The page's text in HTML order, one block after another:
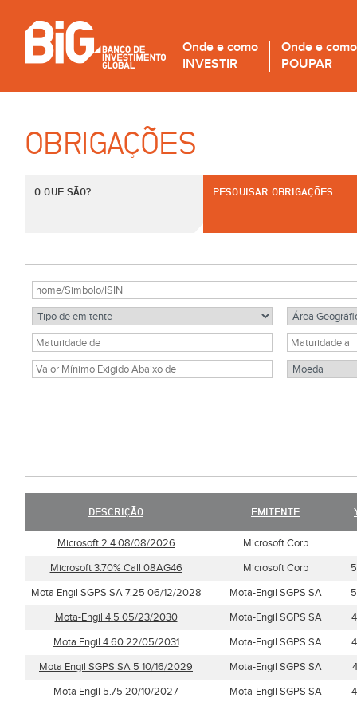
Onde e como
INVESTIR
Onde e como
POUPAR
OBRIGAÇÕES
O QUE SÃO? PESQUISAR OBRIGAÇÕES
DESCRIÇÃO EMITENTE
Microsoft 2.4 08/08/2026
Microsoft Corp
Microsoft 3.70% Call 08AG46
Microsoft Corp
Mota Engil SGPS SA 7.25 06/12/2028
Mota-Engil SGPS SA
Mota-Engil 4.5 05/23/2030
Mota-Engil SGPS SA
Mota Engil 4.60 22/05/2031
Mota-Engil SGPS SA
Mota Engil SGPS SA 5 10/16/2029
Mota-Engil SGPS SA
Mota Engil 5.75 20/10/2027
Mota-Engil SGPS SA